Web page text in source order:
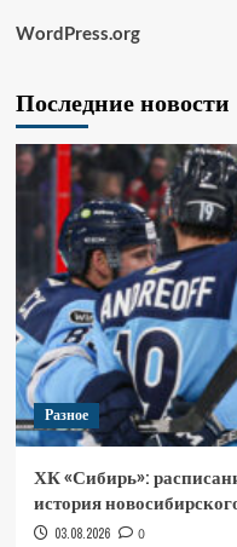
WordPress.org
Последние новости
Разное
ХК «Сибирь»:
история
03.08.2026 0